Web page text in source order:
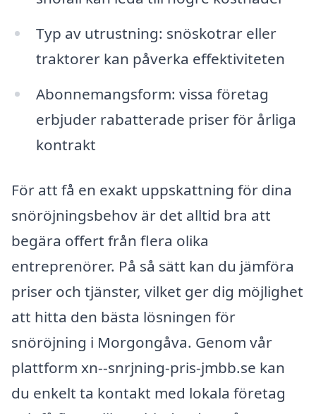
Typ av utrustning: snöskotrar eller
traktorer kan påverka effektiviteten
Abonnemangsform: vissa företag
erbjuder rabatterade priser för årliga
kontrakt
För att få en exakt uppskattning för dina
snöröjningsbehov är det alltid bra att
begära offert från flera olika
entreprenörer. På så sätt kan du jämföra
priser och tjänster, vilket ger dig möjlighet
att hitta den bästa lösningen för
snöröjning i Morgongåva. Genom vår
plattform xn--snrjning-pris-jmbb.se kan
du enkelt ta kontakt med lokala företag